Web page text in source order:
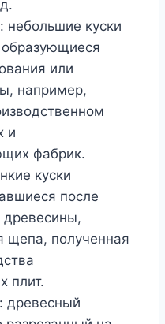
: небольшие куски
или
например,
и
фабрик.
куски
после
древесины,
щепа, полученная
плит.
: древесный